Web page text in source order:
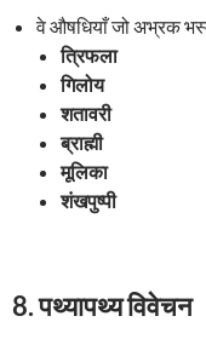
वे औषधियाँ जो अभ्रक
त्रिफला
गिलोय
शतावरी
ब्राह्मी
मूलिका
शंखपुष्पी
8.पथ्यापथ्य विवेचन